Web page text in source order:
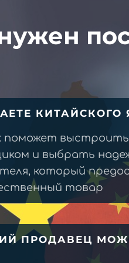
КИТАЙСКОГО
поможет
и выбрать
который
товар
ПРОДАВЕЦ